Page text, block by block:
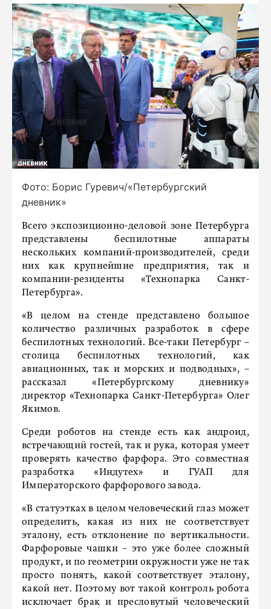
Фото: Борис Гуревич/«Петербургский
дневник»
Всего экспозиционно-деловой зоне Петербурга
представлены беспилотные аппараты
нескольких компаний-производителей, среди
них как крупнейшие предприятия, так и
компании-резиденты «Технопарка Санкт-
Петербурга».
«В целом на стенде представлено большое
количество различных разработок в сфере
беспилотных технологий. Все-таки Петербург –
столица беспилотных технологий, как
авиационных, так и морских и подводных», –
рассказал «Петербургскому дневнику»
директор «Технопарка Санкт-Петербурга» Олег
Якимов.
Среди роботов на стенде есть как андроид,
встречающий гостей, так и рука, которая умеет
проверять качество фарфора. Это совместная
разработка «Индутех» и ГУАП для
Императорского фарфорового завода.
«В статуэтках в целом человеческий глаз может
определить, какая из них не соответствует
эталону, есть отклонение по вертикальности.
Фарфоровые чашки – это уже более сложный
продукт, и по геометрии окружности уже не так
просто понять, какой соответствует эталону,
какой нет. Поэтому вот такой контроль робота
исключает брак и пресловутый человеческий